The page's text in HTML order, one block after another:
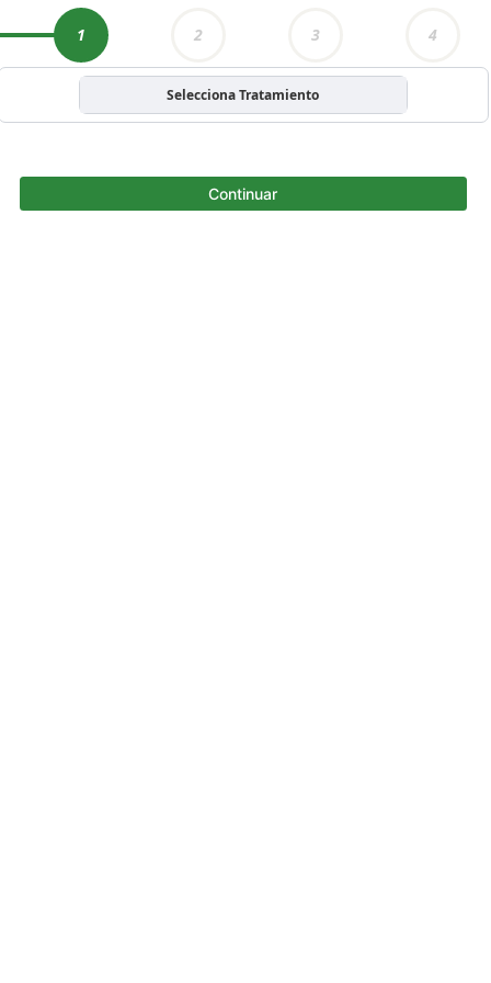
1 2 3 4
Selecciona Tratamiento
Continuar